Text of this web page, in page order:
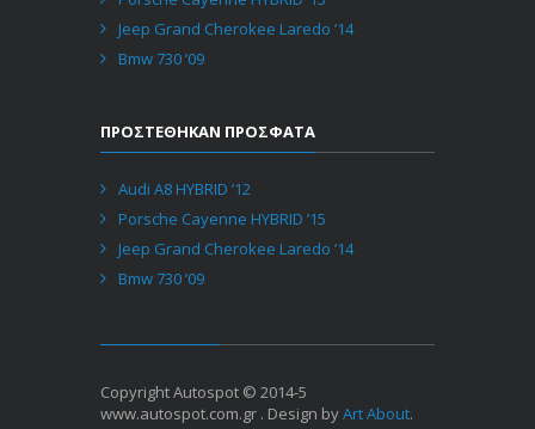
Jeep Grand Cherokee Laredo ’14
Bmw 730 ’09
ΠΡΟΣΤΕΘΗΚΑΝ ΠΡΟΣΦΑΤΑ
Audi A8 HYBRID ’12
Porsche Cayenne HYBRID ’15
Jeep Grand Cherokee Laredo ’14
Bmw 730 ’09
Copyright Autospot © 2014-5
www.autospot.com.gr . Design byArt About.